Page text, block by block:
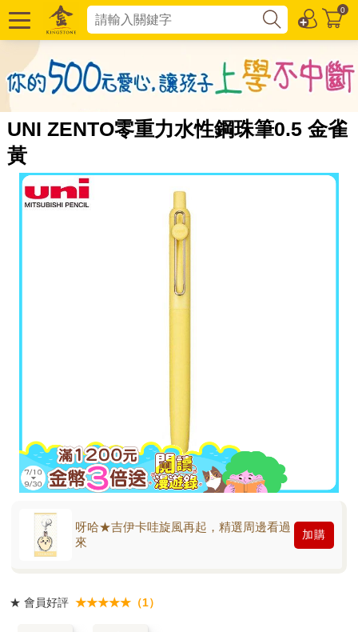
0
UNI ZENTO零重力水性鋼珠筆0.5 金雀
黃
呀哈★吉伊卡哇旋風再起，精選周邊看過
來
加購
★ 會員好評 ★★★★★（1）